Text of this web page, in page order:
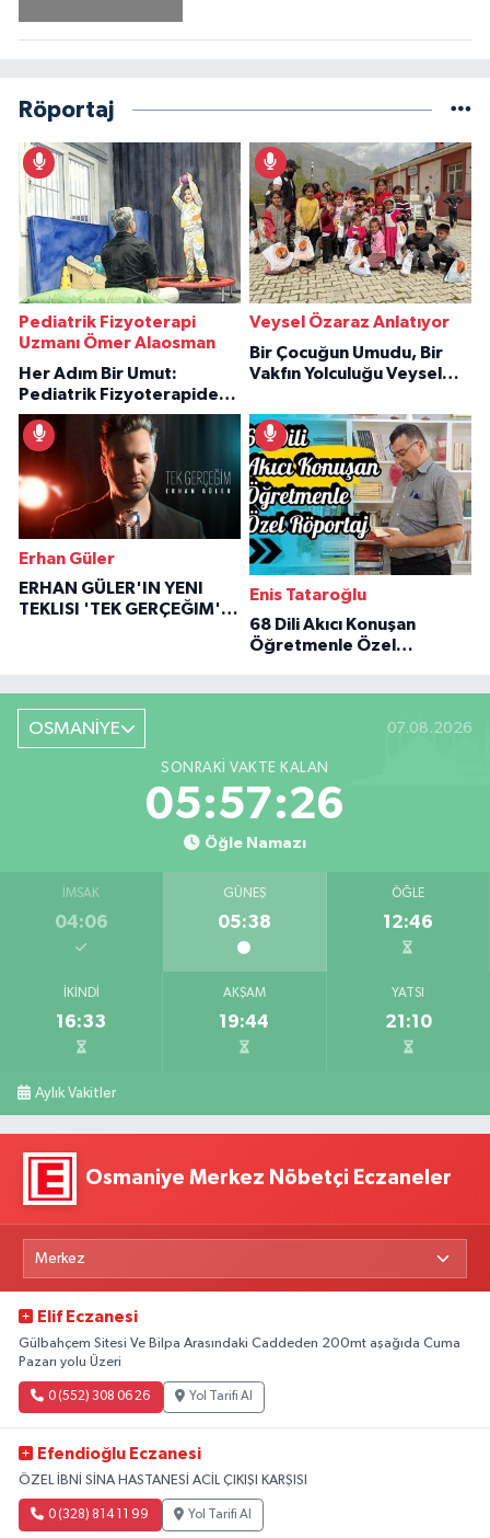
Röportaj
Pediatrik Fizyoterapi
Uzmanı Ömer Alaosman
Her Adım Bir Umut:
Pediatrik Fizyoterapiden
İlham Veren Hikâyeler
Veysel Özaraz Anlatıyor
Bir Çocuğun Umudu, Bir
Vakfın Yolculuğu Veysel
Erhan Güler
ERHAN GÜLER'IN YENI
TEKLISI 'TEK GERÇEĞIM'LE
Enis Tataroğlu
68 Dili Akıcı Konuşan
Öğretmenle Özel
OSMANİYE 07.08.2026
SONRAKI VAKTE KALAN
05:57:25
Öğle Namazı
İMSAK
04:06
GÜNEŞ
05:38
ÖĞLE
12:46
İKINDI
16:33
AKŞAM
19:44
YATSI
21:10
Aylık Vakitler
Osmaniye Merkez Nöbetçi Eczaneler
Elif Eczanesi
Gülbahçem Sitesi Ve Bilpa Arasındaki Caddeden 200mt aşağıda Cuma
Pazarı yolu Üzeri
0 (552) 308 06 26 Yol Tarifi Al
Efendioğlu Eczanesi
ÖZEL İBNİ SİNA HASTANESİ ACİL ÇIKIŞI KARŞISI
0 (328) 814 11 99 Yol Tarifi Al